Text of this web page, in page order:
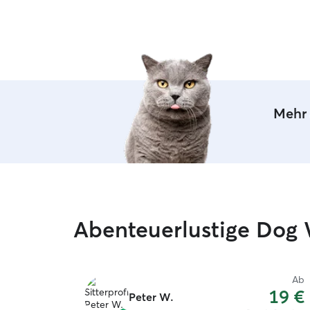
Mehr
Abenteuerlustige Dog
Peter W.
Ab
19 €